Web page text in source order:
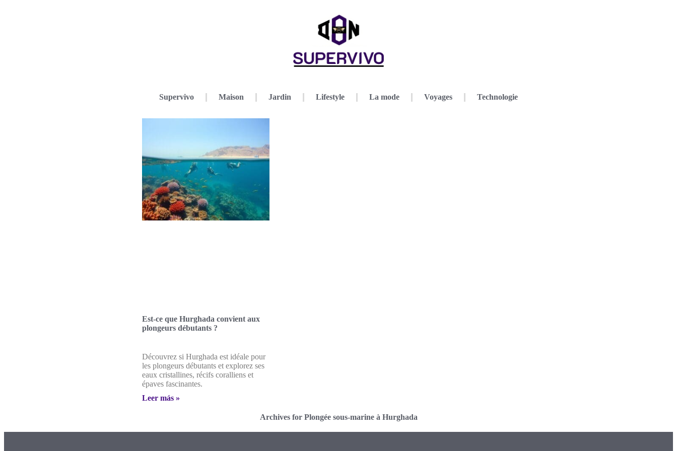
Supervivo Maison Jardin Lifestyle La mode Voyages Technologie
Est-ce que Hurghada convient aux
plongeurs débutants ?
Découvrez si Hurghada est idéale pour
les plongeurs débutants et explorez ses
eaux cristallines, récifs coralliens et
épaves fascinantes.
Leer más »
Archives for Plongée sous-marine à Hurghada